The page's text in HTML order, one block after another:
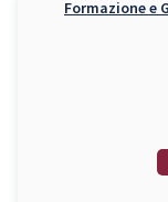
Formazione e